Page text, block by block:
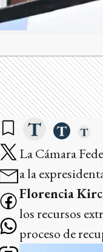
La Cámara
a la
Florencia
los recursos
proceso de